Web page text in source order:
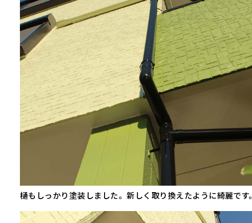
樋もしっかり塗装しました。新しく取り換えたように綺麗です。